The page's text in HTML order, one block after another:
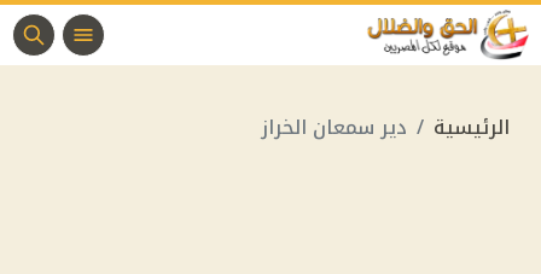
الرئيسية دير سمعان الخراز